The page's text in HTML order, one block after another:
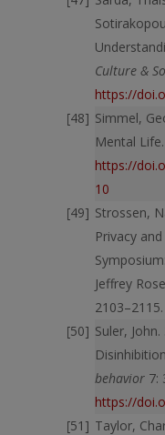
Culture &
https://
Simmel,
Mental
https://
10
Strossen,
Privacy
Jeffrey
2103–2115.
Suler,
behavior 7:
https://
Taylor,